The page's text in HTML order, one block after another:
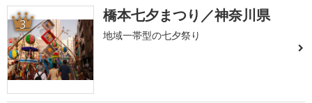
3 橋本七夕まつり／神奈川県
地域一帯型の七夕祭り